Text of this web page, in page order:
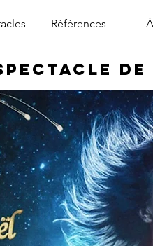
Références
arbre